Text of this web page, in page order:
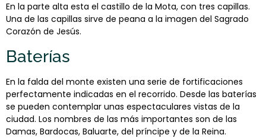
En la parte alta esta el castillo de la Mota, con tres capillas.
Una de las capillas sirve de peana a la imagen del Sagrado
Corazón de Jesús.
Baterías
En la falda del monte existen una serie de fortificaciones
perfectamente indicadas en el recorrido. Desde las baterías
se pueden contemplar unas espectaculares vistas de la
ciudad. Los nombres de las más importantes son de las
Damas, Bardocas, Baluarte, del príncipe y de la Reina.